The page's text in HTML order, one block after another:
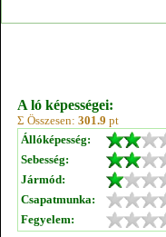
A ló képességei:
Σ Összesen: 301.9 pt
Állóképesség:
Sebesség:
Jármód:
Csapatmunka:
Fegyelem: